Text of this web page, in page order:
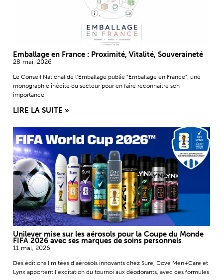
Emballage en France : Proximité, Vitalité, Souveraineté
28 mai, 2026
Le Conseil National de l’Emballage publie “Emballage en France”, une
monographie inédite du secteur pour en faire reconnaître son
importance
LIRE LA SUITE »
Unilever mise sur les aérosols pour la Coupe du Monde
FIFA 2026 avec ses marques de soins personnels
11 mai, 2026
Des éditions limitées d’aérosols innovants chez Sure, Dove Men+Care et
Lynx apportent l’excitation du tournoi aux déodorants, avec des formules